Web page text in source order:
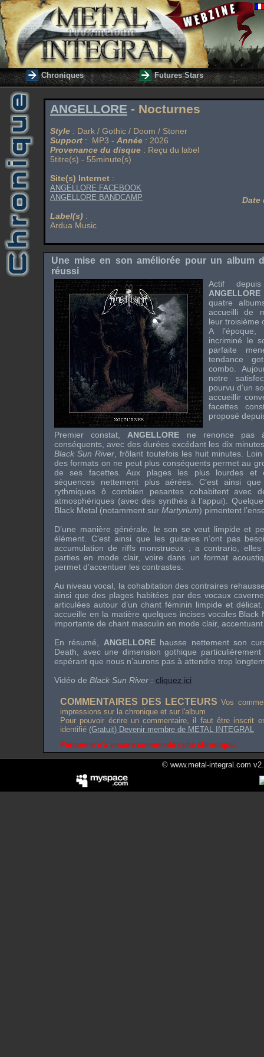
Chroniques Futures Stars
ANGELLORE - Nocturnes
Style : Dark / Gothic / Doom / Stoner
Support : MP3 - Année : 2026
Provenance du disque : Reçu du label
5titre(s) - 55minute(s)
Site(s) Internet :
ANGELLORE FACEBOOK
ANGELLORE BANDCAMP
Label(s) :
Ardua Music
Date
Une mise en son améliorée pour un album
réussi
Actif
ANGELLORE
quatre
accueilli de
leur troisième
A l’époque,
incriminé le
parfaite
tendance
combo.
notre
pourvu d’un
accueillir
facettes
proposé
Premier constat, ANGELLORE ne renonce pas
conséquents, avec des durées excédant les dix
Black Sun River , frôlant toutefois les huit minutes.
des formats on ne peut plus conséquents permet au
de ses facettes. Aux plages les plus lourdes et
séquences nettement plus aérées. C’est ainsi
rythmiques ô combien pesantes cohabitent avec
atmosphériques (avec des synthés à l’appui).
Black Metal (notamment sur Martyrium) pimentent
D’une manière générale, le son se veut limpide et
élément. C’est ainsi que les guitares n’ont pas
accumulation de riffs monstrueux ; a contrario,
parties en mode clair, voire dans un format
permet d’accentuer les contrastes.
Au niveau vocal, la cohabitation des contraires
ainsi que des plages habitées par des vocaux
articulées autour d’un chant féminin limpide et
accueille en la matière quelques incises vocales Black
importante de chant masculin en mode clair,
En résumé, ANGELLOREhausse nettement son
Death, avec une dimension gothique
espérant que nous n’aurons pas à attendre trop
Vidéo de Black Sun River : cliquez ici
COMMENTAIRES DES LECTEURS Vos
impressions sur la chronique et sur l'album
Pour pouvoir écrire un commentaire, il faut être inscrit
identifié (Gratuit) Devenir membre de METAL INTEGRAL
Personne n'a encore commenté cette chronique.
© www.metal-integral.com